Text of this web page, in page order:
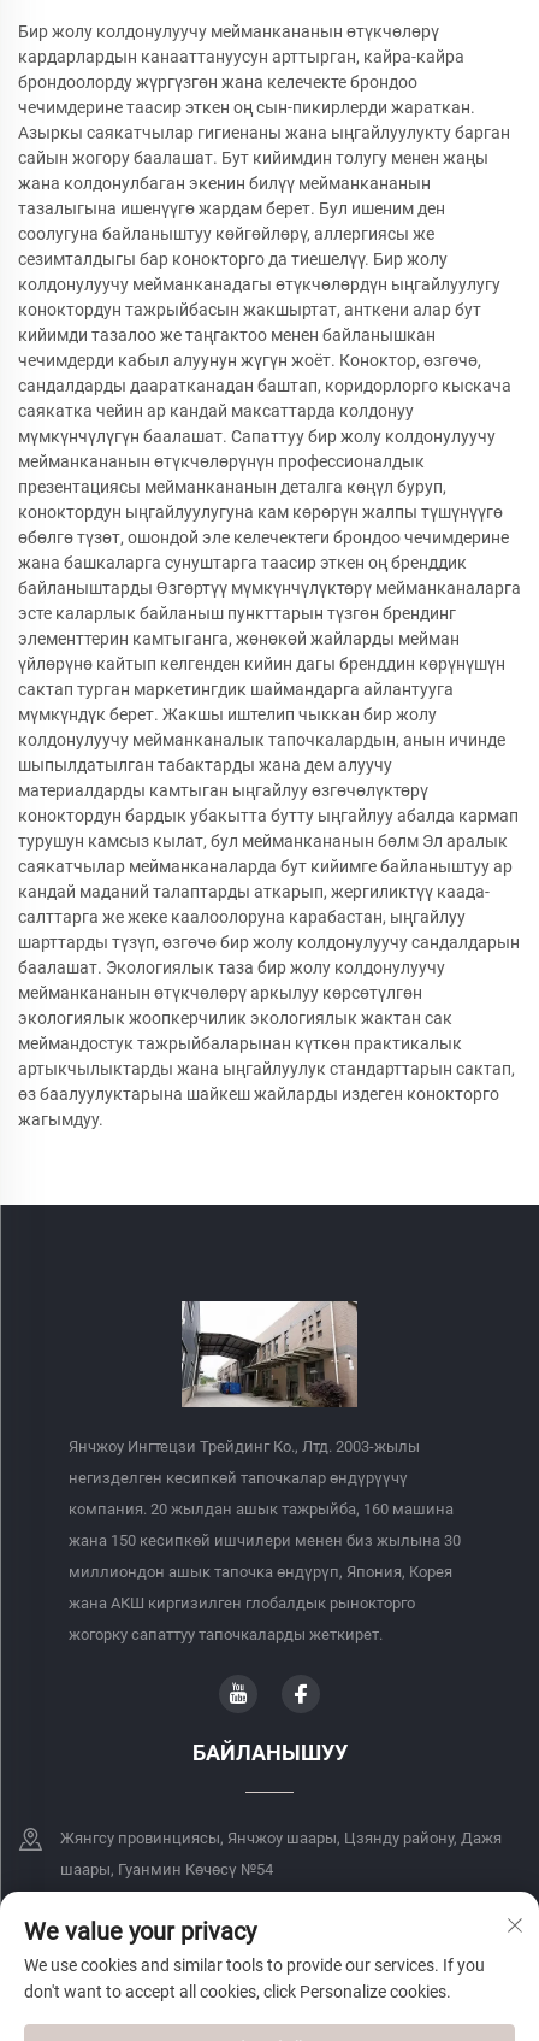
Бир жолу колдонулуучу мейманкананын өтүкчөлөрү
кардарлардын канааттануусун арттырган, кайра-кайра
брондоолорду жүргүзгөн жана келечекте брондоо
чечимдерине таасир эткен оң сын-пикирлерди жараткан.
Азыркы саякатчылар гигиенаны жана ыңгайлуулукту барган
сайын жогору баалашат. Бут кийимдин толугу менен жаңы
жана колдонулбаган экенин билүү мейманкананын
тазалыгына ишенүүгө жардам берет. Бул ишеним ден
соолугуна байланыштуу көйгөйлөрү, аллергиясы же
сезимталдыгы бар конокторго да тиешелүү. Бир жолу
колдонулуучу мейманканадагы өтүкчөлөрдүн ыңгайлуулугу
коноктордун тажрыйбасын жакшыртат, анткени алар бут
кийимди тазалоо же таңгактоо менен байланышкан
чечимдерди кабыл алуунун жүгүн жоёт. Коноктор, өзгөчө,
сандалдарды дааратканадан баштап, коридорлорго кыскача
саякатка чейин ар кандай максаттарда колдонуу
мүмкүнчүлүгүн баалашат. Сапаттуу бир жолу колдонулуучу
мейманкананын өтүкчөлөрүнүн профессионалдык
презентациясы мейманкананын деталга көңүл буруп,
коноктордун ыңгайлуулугуна кам көрөрүн жалпы түшүнүүгө
өбөлгө түзөт, ошондой эле келечектеги брондоо чечимдерине
жана башкаларга сунуштарга таасир эткен оң бренддик
байланыштарды Өзгөртүү мүмкүнчүлүктөрү мейманканаларга
эсте каларлык байланыш пункттарын түзгөн брендинг
элементтерин камтыганга, жөнөкөй жайларды мейман
үйлөрүнө кайтып келгенден кийин дагы бренддин көрүнүшүн
сактап турган маркетингдик шаймандарга айлантууга
мүмкүндүк берет. Жакшы иштелип чыккан бир жолу
колдонулуучу мейманканалык тапочкалардын, анын ичинде
шыпылдатылган табактарды жана дем алуучу
материалдарды камтыган ыңгайлуу өзгөчөлүктөрү
коноктордун бардык убакытта бутту ыңгайлуу абалда кармап
турушун камсыз кылат, бул мейманкананын бөлм Эл аралык
саякатчылар мейманканаларда бут кийимге байланыштуу ар
кандай маданий талаптарды аткарып, жергиликтүү каада-
салттарга же жеке каалоолоруна карабастан, ыңгайлуу
шарттарды түзүп, өзгөчө бир жолу колдонулуучу сандалдарын
баалашат. Экологиялык таза бир жолу колдонулуучу
мейманкананын өтүкчөлөрү аркылуу көрсөтүлгөн
экологиялык жоопкерчилик экологиялык жактан сак
меймандостук тажрыйбаларынан күткөн практикалык
артыкчылыктарды жана ыңгайлуулук стандарттарын сактап,
өз баалуулуктарына шайкеш жайларды издеген конокторго
жагымдуу.
Янчжоу Ингтецзи Трейдинг Ко., Лтд. 2003-жылы
негизделген кесипкөй тапочкалар өндүрүүчү
компания. 20 жылдан ашык тажрыйба, 160 машина
жана 150 кесипкөй ишчилери менен биз жылына 30
миллиондон ашык тапочка өндүрүп, Япония, Корея
жана АКШ киргизилген глобалдык рынокторго
жогорку сапаттуу тапочкаларды жеткирет.
БАЙЛАНЫШУУ
Жянгсу провинциясы, Янчжоу шаары, Цзянду району, Дажя
шаары, Гуанмин Көчөсү №54
+86-18068849339
[email protected]
We value your privacy
We use cookies and similar tools to provide our services. If you
don't want to accept all cookies, click Personalize cookies.